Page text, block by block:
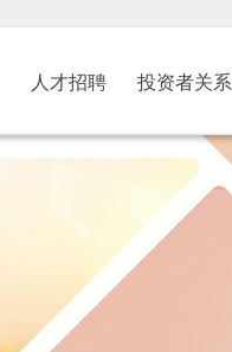
人才招聘 投资者关系